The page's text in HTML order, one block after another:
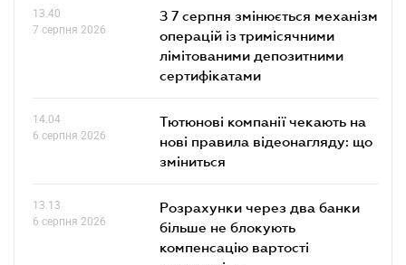
13.40
7 серпня 2026
З 7 серпня змінюється механізм
операцій із тримісячними
лімітованими депозитними
сертифікатами
14.04
6 серпня 2026
Тютюнові компанії чекають на
нові правила відеонагляду: що
зміниться
13.13
6 серпня 2026
Розрахунки через два банки
більше не блокують
компенсацію вартості